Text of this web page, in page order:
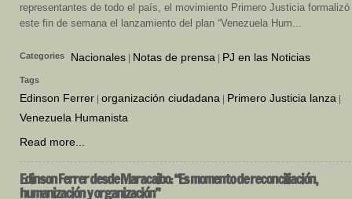
representantes de todo el país, el movimiento Primero Justicia formalizó
este fin de semana el lanzamiento del plan “Venezuela Hum...
Categories Nacionales | Notas de prensa | PJ en las Noticias
Tags
Edinson Ferrer | organización ciudadana | Primero Justicia lanza |
Venezuela Humanista
Read more...
EdinsonFerrer desde Maracaibo: “Es momento de reconciliación,
humanización y organización”